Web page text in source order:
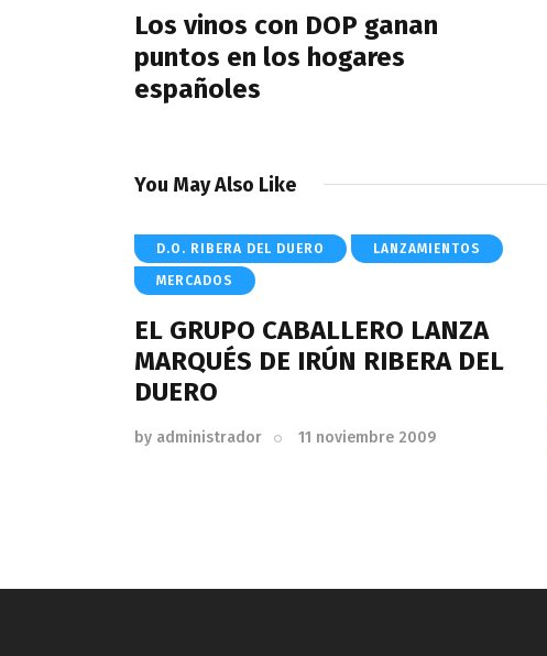
entradas
Los vinos con DOP ganan
puntos en los hogares
españoles
You May Also Like
D.O. RIBERA DEL DUERO LANZAMIENTOS
MERCADOS
EL GRUPO CABALLERO LANZA
MARQUÉS DE IRÚN RIBERA DEL
DUERO
by administrador 11 noviembre 2009